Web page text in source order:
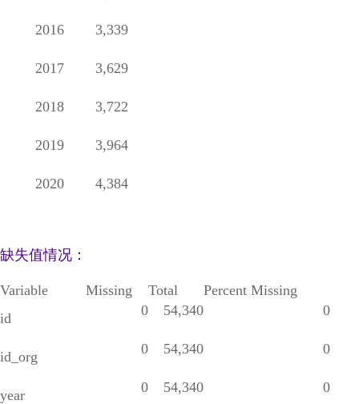
2016 3,339
2017 3,629
2018 3,722
2019 3,964
2020 4,384
缺失值情况：
Variable Missing Total
Percent Missing
id
0 54,340 0
id_org 0 54,340 0
year 0 54,340 0